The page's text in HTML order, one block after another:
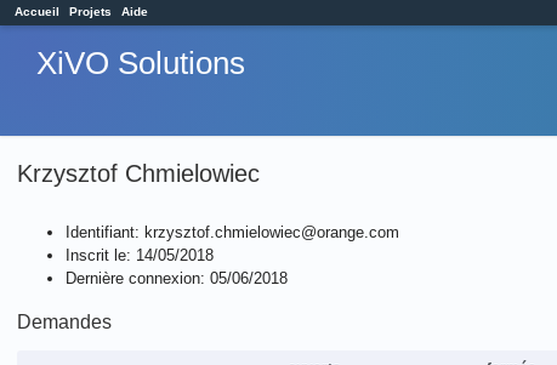
Accueil Projets Aide
XiVO Solutions
Krzysztof Chmielowiec
Identifiant: krzysztof.chmielowiec@orange.com
Inscrit le: 14/05/2018
Dernière connexion: 05/06/2018
Demandes